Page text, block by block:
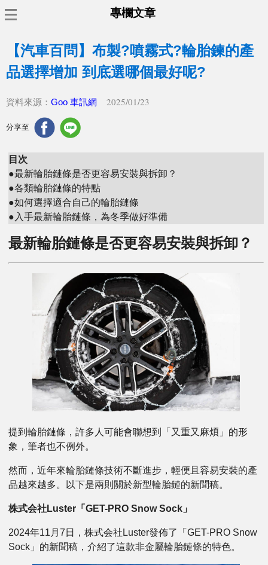
專欄文章
【汽車百問】布製?噴霧式?輪胎鍊的產
品選擇增加 到底選哪個最好呢?
資料來源： Goo 車訊網 2025/01/23
分享至
目次
●最新輪胎鏈條是否更容易安裝與拆卸？
●各類輪胎鏈條的特點
●如何選擇適合自己的輪胎鏈條
●入手最新輪胎鏈條，為冬季做好準備
最新輪胎鏈條是否更容易安裝與拆卸？
提到輪胎鏈條，許多人可能會聯想到「又重又麻煩」的形
象，筆者也不例外。
然而，近年來輪胎鏈條技術不斷進步，輕便且容易安裝的產
品越來越多。以下是兩則關於新型輪胎鏈的新聞稿。
株式会社Luster「GET-PRO Snow Sock」
2024年11月7日，株式会社Luster發佈了「GET-PRO Snow
Sock」的新聞稿，介紹了這款非金屬輪胎鏈條的特色。